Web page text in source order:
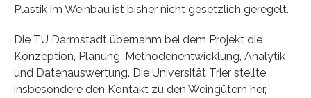
Plastik im Weinbau ist bisher nicht gesetzlich geregelt.
Die TU Darmstadt übernahm bei dem Projekt die
Konzeption, Planung, Methodenentwicklung, Analytik
und Datenauswertung. Die Universität Trier stellte
insbesondere den Kontakt zu den Weingütern her,